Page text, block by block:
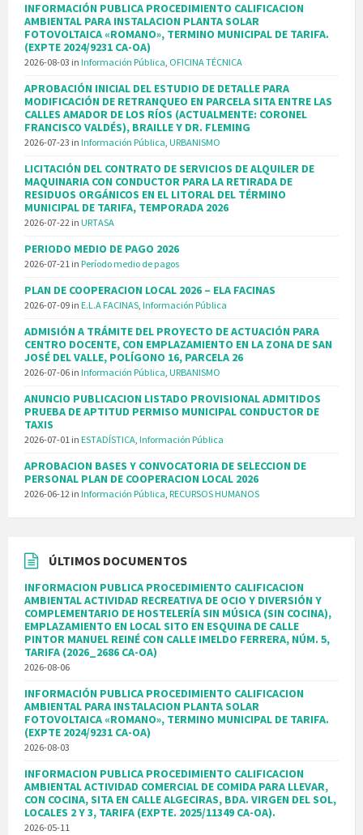
INFORMACIÓN PUBLICA PROCEDIMIENTO CALIFICACION
AMBIENTAL PARA INSTALACION PLANTA SOLAR
FOTOVOLTAICA «ROMANO», TERMINO MUNICIPAL DE TARIFA.
(EXPTE 2024/9231 CA-OA)
2026-08-03 in Información Pública, OFICINA TÉCNICA
APROBACIÓN INICIAL DEL ESTUDIO DE DETALLE PARA
MODIFICACIÓN DE RETRANQUEO EN PARCELA SITA ENTRE LAS
CALLES AMADOR DE LOS RÍOS (ACTUALMENTE: CORONEL
FRANCISCO VALDÉS), BRAILLE Y DR. FLEMING
2026-07-23 in Información Pública, URBANISMO
LICITACIÓN DEL CONTRATO DE SERVICIOS DE ALQUILER DE
MAQUINARIA CON CONDUCTOR PARA LA RETIRADA DE
RESIDUOS ORGÁNICOS EN EL LITORAL DEL TÉRMINO
MUNICIPAL DE TARIFA, TEMPORADA 2026
2026-07-22 in URTASA
PERIODO MEDIO DE PAGO 2026
2026-07-21 in Período medio de pagos
PLAN DE COOPERACION LOCAL 2026 – ELA FACINAS
2026-07-09 in E.L.A FACINAS, Información Pública
ADMISIÓN A TRÁMITE DEL PROYECTO DE ACTUACIÓN PARA
CENTRO DOCENTE, CON EMPLAZAMIENTO EN LA ZONA DE SAN
JOSÉ DEL VALLE, POLÍGONO 16, PARCELA 26
2026-07-06 in Información Pública, URBANISMO
ANUNCIO PUBLICACION LISTADO PROVISIONAL ADMITIDOS
PRUEBA DE APTITUD PERMISO MUNICIPAL CONDUCTOR DE
TAXIS
2026-07-01 in ESTADÍSTICA, Información Pública
APROBACION BASES Y CONVOCATORIA DE SELECCION DE
PERSONAL PLAN DE COOPERACION LOCAL 2026
2026-06-12 in Información Pública, RECURSOS HUMANOS
ÚLTIMOS DOCUMENTOS
INFORMACION PUBLICA PROCEDIMIENTO CALIFICACION
AMBIENTAL ACTIVIDAD RECREATIVA DE OCIO Y DIVERSIÓN Y
COMPLEMENTARIO DE HOSTELERÍA SIN MÚSICA (SIN COCINA),
EMPLAZAMIENTO EN LOCAL SITO EN ESQUINA DE CALLE
PINTOR MANUEL REINÉ CON CALLE IMELDO FERRERA, NÚM. 5,
TARIFA (2026_2686 CA-OA)
2026-08-06
INFORMACIÓN PUBLICA PROCEDIMIENTO CALIFICACION
AMBIENTAL PARA INSTALACION PLANTA SOLAR
FOTOVOLTAICA «ROMANO», TERMINO MUNICIPAL DE TARIFA.
(EXPTE 2024/9231 CA-OA)
2026-08-03
INFORMACION PUBLICA PROCEDIMIENTO CALIFICACION
AMBIENTAL ACTIVIDAD COMERCIAL DE COMIDA PARA LLEVAR,
CON COCINA, SITA EN CALLE ALGECIRAS, BDA. VIRGEN DEL SOL,
LOCALES 2 Y 3, TARIFA (EXPTE. 2025/11349 CA-OA).
2026-05-11